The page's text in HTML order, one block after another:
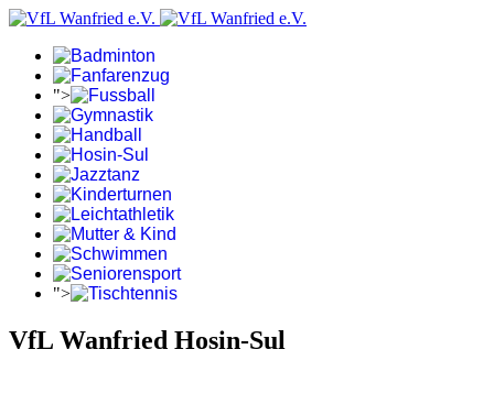
">
">
VfL Wanfried Hosin-Sul